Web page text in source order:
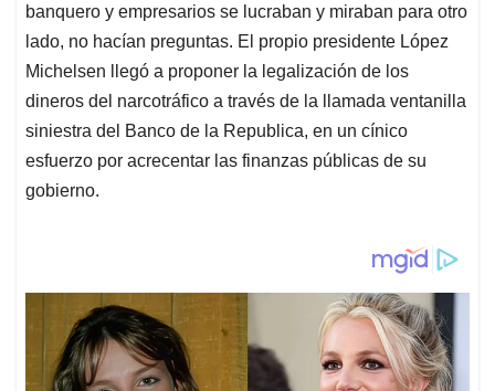
banquero y empresarios se lucraban y miraban para otro
lado, no hacían preguntas. El propio presidente López
Michelsen llegó a proponer la legalización de los
dineros del narcotráfico a través de la llamada ventanilla
siniestra del Banco de la Republica, en un cínico
esfuerzo por acrecentar las finanzas públicas de su
gobierno.